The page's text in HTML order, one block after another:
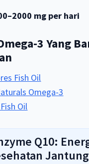
mg per hari
3 Yang
Fish Oil
Omega-3
Oil
Q10:
Jantung